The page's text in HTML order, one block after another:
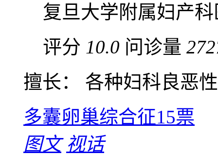
复旦大学附属妇产
评分 10.0 问诊量
擅长： 各种妇科良恶
多囊卵巢综合征15票
图文 视话